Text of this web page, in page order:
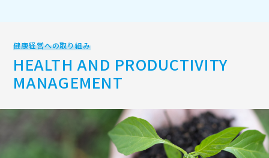
健康経営への取り組み
HEALTH AND PRODUCTIVITY
MANAGEMENT